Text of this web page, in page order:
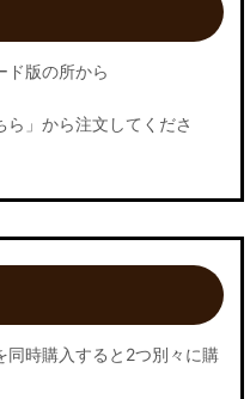
ド版の所から
ら」から注文してくださ
同時購入すると2つ別々に購